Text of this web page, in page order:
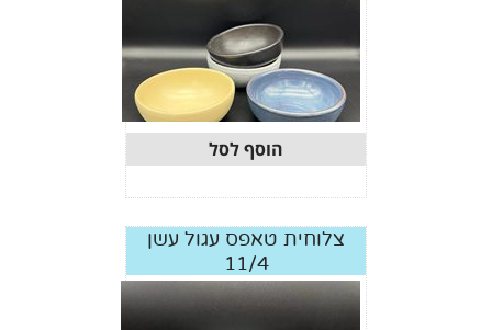
הוסף לסל
צלוחית טאפס עגול עשן
11/4